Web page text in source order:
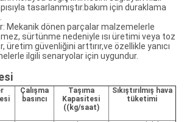
tasarlanmıştır.bakım için duraklama
Mekanik dönen parçalar malzemelerle
sürtünme nedeniyle ısı üretimi veya toz
üretim güvenliğini arttırır,ve özellikle yanıcı
ilgili senaryolar için uygundur.
Çalışma
basıncı
Taşıma
Kapasitesi
((kg/saat)
Sıkıştırılmış hava
tüketimi